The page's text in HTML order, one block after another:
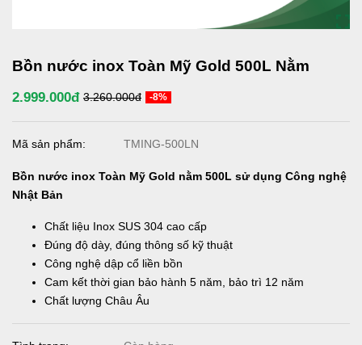
Bồn nước inox Toàn Mỹ Gold 500L Nằm
2.999.000đ 3.260.000đ -8%
Mã sản phẩm: TMING-500LN
Bồn nước inox Toàn Mỹ Gold nằm 500L sử dụng Công nghệ
Nhật Bản
Chất liệu Inox SUS 304 cao cấp
Đúng độ dày, đúng thông số kỹ thuật
Công nghệ dập cổ liền bồn
Cam kết thời gian bảo hành 5 năm, bảo trì 12 năm
Chất lượng Châu Âu